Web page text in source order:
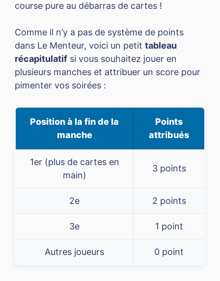
course pure au débarras de cartes !
Comme il n’y a pas de système de points
dans Le Menteur, voici un petit tableau
récapitulatif si vous souhaitez jouer en
plusieurs manches et attribuer un score pour
pimenter vos soirées :
Position à la fin de la
manche
Points
attribués
1er (plus de cartes en
main)
3 points
2e 2 points
3e 1 point
Autres joueurs 0 point